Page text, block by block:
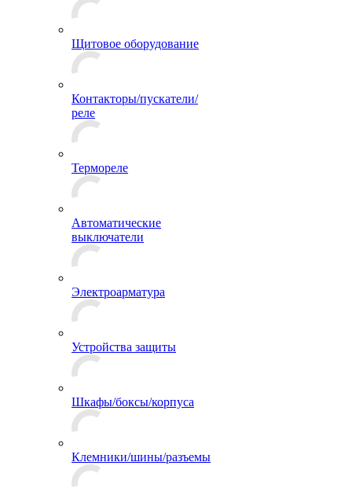
Щитовое оборудование
Контакторы/пускатели/
реле
Термореле
Автоматические
выключатели
Электроарматура
Устройства защиты
Шкафы/боксы/корпуса
Клемники/шины/разъемы